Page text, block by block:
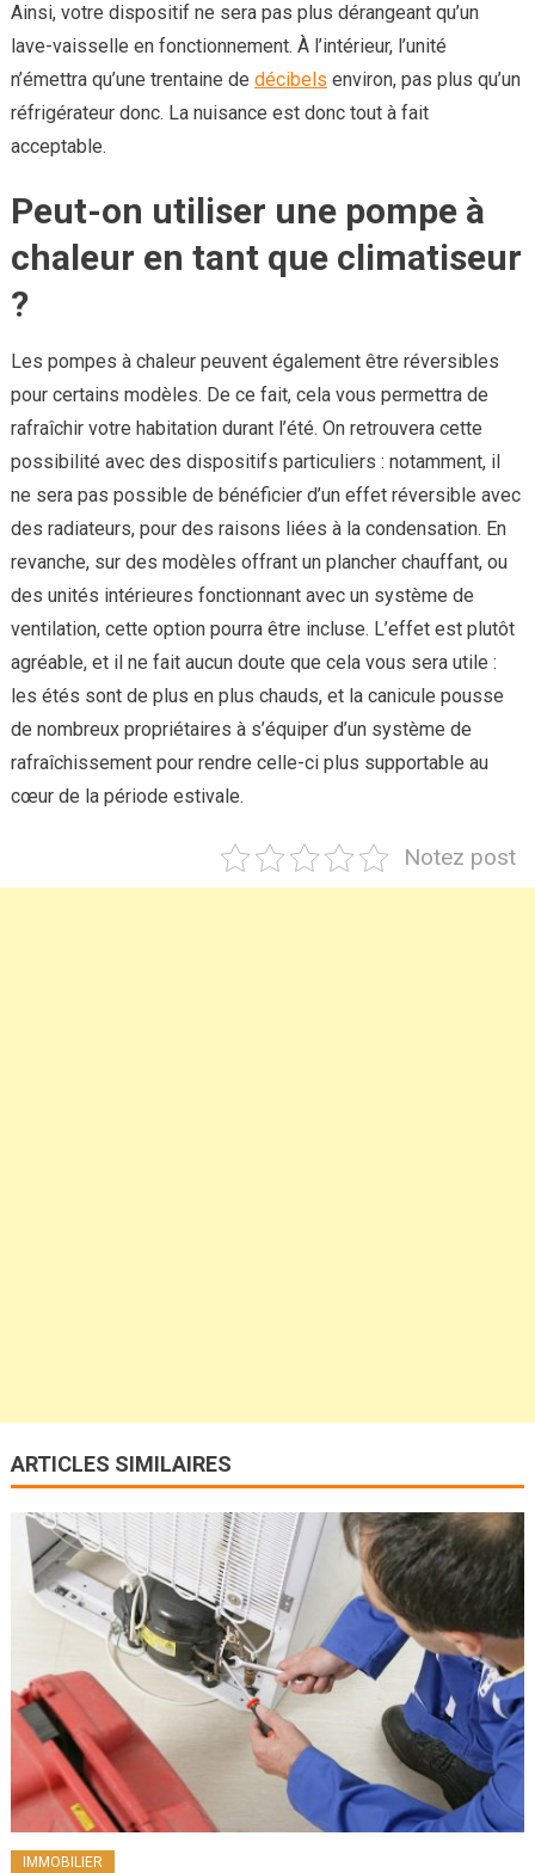
Ainsi, votre dispositif ne sera pas plus dérangeant qu’un
lave-vaisselle en fonctionnement. À l’intérieur, l’unité
n’émettra qu’une trentaine de décibels environ, pas plus qu’un
réfrigérateur donc. La nuisance est donc tout à fait
acceptable.
Peut-on utiliser une pompe à
chaleur en tant que climatiseur
?
Les pompes à chaleur peuvent également être réversibles
pour certains modèles. De ce fait, cela vous permettra de
rafraîchir votre habitation durant l’été. On retrouvera cette
possibilité avec des dispositifs particuliers : notamment, il
ne sera pas possible de bénéficier d’un effet réversible avec
des radiateurs, pour des raisons liées à la condensation. En
revanche, sur des modèles offrant un plancher chauffant, ou
des unités intérieures fonctionnant avec un système de
ventilation, cette option pourra être incluse. L’effet est plutôt
agréable, et il ne fait aucun doute que cela vous sera utile :
les étés sont de plus en plus chauds, et la canicule pousse
de nombreux propriétaires à s’équiper d’un système de
rafraîchissement pour rendre celle-ci plus supportable au
cœur de la période estivale.
Notez post
ARTICLES SIMILAIRES
IMMOBILIER